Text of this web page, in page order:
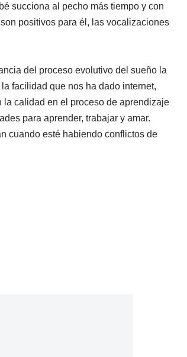
succiona al pecho más tiempo y con
positivos para él, las vocalizaciones
del proceso evolutivo del sueño la
facilidad que nos ha dado internet,
calidad en el proceso de aprendizaje
para aprender, trabajar y amar.
cuando esté habiendo conflictos de